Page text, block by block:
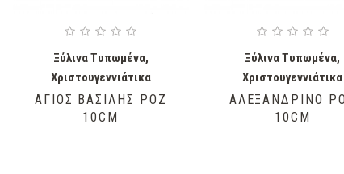
Ξύλινα Τυπωμένα,
Χριστουγεννιάτικα
ΆΓΙΟΣ ΒΑΣΊΛΗΣ ΡΟΖ
10CM
Ξύλινα Τυπωμένα,
Χριστουγεννιάτικα
ΑΛΕΞΑΝΔΡΙΝΌ
10CM